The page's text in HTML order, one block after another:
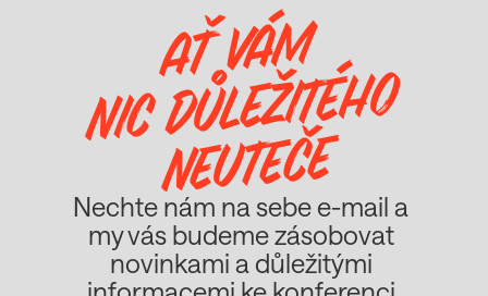
AŤ VÁM
NIC DŮLEŽITÉHO
NEUTEČE
Nechte nám na sebe e-mail a
my vás budeme zásobovat
novinkami a důležitými